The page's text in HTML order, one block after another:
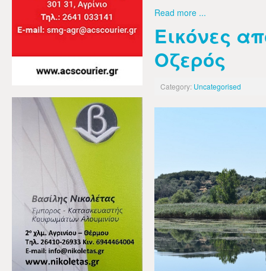
Read more ...
Εικόνες
Οζερός
Category: Uncategorised